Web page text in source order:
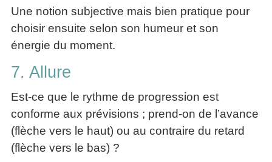
Une notion subjective mais bien pratique pour
choisir ensuite selon son humeur et son
énergie du moment.
7. Allure
Est-ce que le rythme de progression est
conforme aux prévisions ; prend-on de l’avance
(flèche vers le haut) ou au contraire du retard
(flèche vers le bas) ?